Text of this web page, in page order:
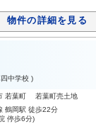
物件の詳細を見る
中学校 )
若葉町 若葉町売土地
鶴岡駅 徒歩22分
停歩6分)